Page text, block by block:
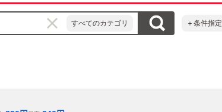
すべてのカテゴリ ＋条件指定